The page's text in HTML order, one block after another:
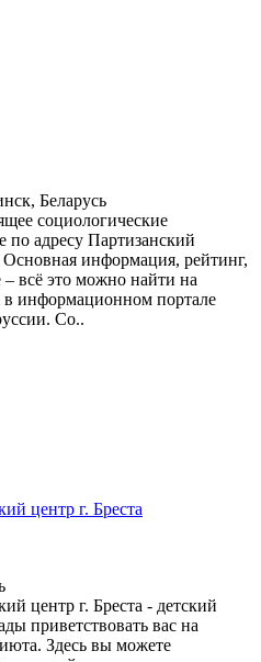
Беларусь
социологические
по адресу Партизанский
информация, рейтинг,
всё это можно найти на
в информационном портале
Со..
центр г. Бреста
центр г. Бреста - детский
приветствовать вас на
Здесь вы можете